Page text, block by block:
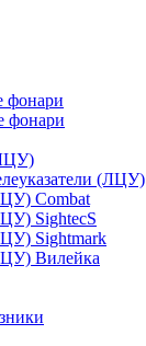
фонари
фонари
(ЛЦУ)
Combat
SightecS
Sightmark
Вилейка